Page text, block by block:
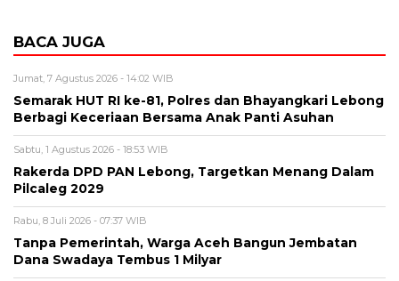
BACA JUGA
Jumat, 7 Agustus 2026 - 14:02 WIB
Semarak HUT RI ke-81, Polres dan Bhayangkari Lebong
Berbagi Keceriaan Bersama Anak Panti Asuhan
Sabtu, 1 Agustus 2026 - 18:53 WIB
Rakerda DPD PAN Lebong, Targetkan Menang Dalam
Pilcaleg 2029
Rabu, 8 Juli 2026 - 07:37 WIB
Tanpa Pemerintah, Warga Aceh Bangun Jembatan
Dana Swadaya Tembus 1 Milyar